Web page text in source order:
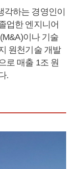
각하는 경영인이
업한 엔지니어
이나 기술
원천기술 개발
로 매출 1조 원
.